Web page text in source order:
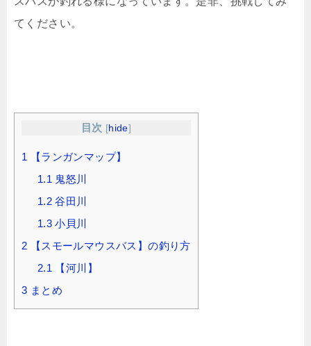
てください。
目次 [hide]
1 【ランガンマップ】
1.1 鬼怒川
1.2 谷田川
1.3 小貝川
2 【スモールマウスバス】の釣り方
2.1 【河川】
3 まとめ